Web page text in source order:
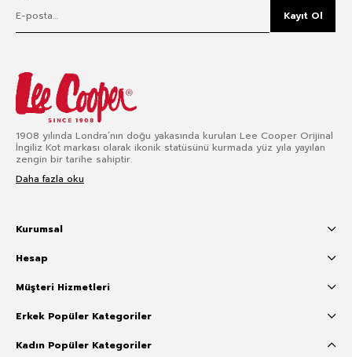
Kayıt Ol
1908 yılında Londra’nın doğu yakasında kurulan Lee Cooper Orijinal
İngiliz Kot markası olarak ikonik statüsünü kurmada yüz yıla yayılan
zengin bir tarihe sahiptir.
Daha fazla oku
Kurumsal
Hesap
Müşteri Hizmetleri
Erkek Popüler Kategoriler
Kadın Popüler Kategoriler